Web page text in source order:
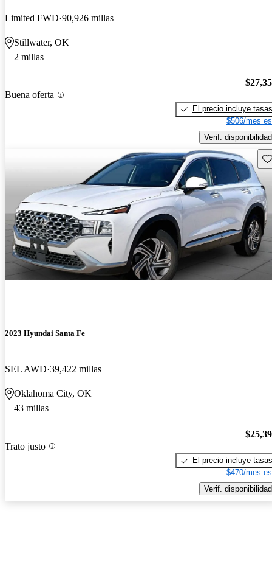
Limited FWD 90,926 millas
Stillwater, OK
2 millas
Buena oferta
El precio incluye tasas
$506/mes
Verif. disponibilidad
2023 Hyundai Santa Fe
SEL AWD 39,422 millas
Oklahoma City, OK
43 millas
Trato justo
El precio incluye tasas
$470/mes
Verif. disponibilidad